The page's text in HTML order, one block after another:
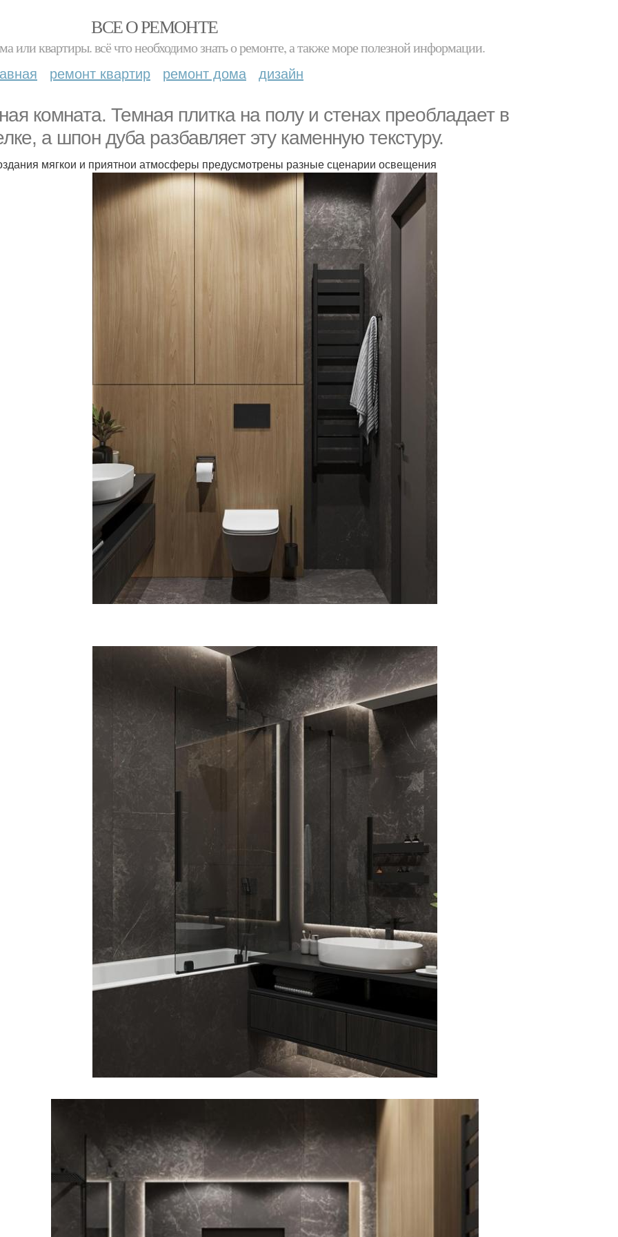
ВСЕ О РЕМОНТЕ
или квартиры. всё что необходимо знать о ремонте, а также море полезной информации.
ремонт квартир ремонт дома дизайн
комната. Темная плитка на полу и стенах преобладает в
а шпон дуба разбавляет эту каменную текстуру.
мягкои и приятнои атмосферы предусмотрены разные сценарии освещения